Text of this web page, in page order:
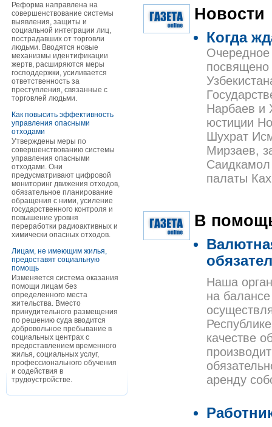
Реформа направлена на
совершенствование системы
выявления, защиты и
социальной интеграции лиц,
пострадавших от торговли
людьми. Вводятся новые
механизмы идентификации
жертв, расширяются меры
господдержки, усиливается
ответственность за
преступления, связанные с
торговлей людьми.
Как повысить эффективность
управления опасными
отходами
Утверждены меры по
совершенствованию системы
управления опасными
отходами. Они
предусматривают цифровой
мониторинг движения отходов,
обязательное планирование
обращения с ними, усиление
государственного контроля и
повышение уровня
переработки радиоактивных и
химически опасных отходов.
Лицам, не имеющим жилья,
предоставят социальную
помощь
Изменяется система оказания
помощи лицам без
определенного места
жительства. Вместо
принудительного размещения
по решению суда вводится
добровольное пребывание в
социальных центрах с
предоставлением временного
жилья, социальных услуг,
профессионального обучения
и содействия в
трудоустройстве.
Новости
Когда
Очередное
посвящено
Нарбаев и
юстиции
Шухрат
Мирзаев,
Саидкамол
палаты
В
Наша
на
качестве
аренду